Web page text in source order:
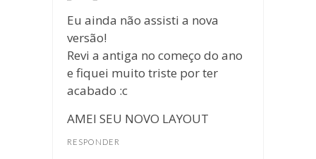
Eu ainda não assisti a nova
versão!
Revi a antiga no começo do ano
e fiquei muito triste por ter
acabado :c
AMEI SEU NOVO LAYOUT
RESPONDER